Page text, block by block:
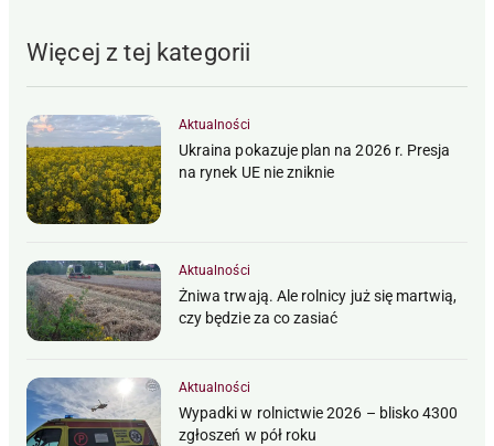
Więcej z tej kategorii
Aktualności
Ukraina pokazuje plan na 2026 r. Presja
na rynek UE nie zniknie
Aktualności
Żniwa trwają. Ale rolnicy już się martwią,
czy będzie za co zasiać
Aktualności
Wypadki w rolnictwie 2026 – blisko 4300
zgłoszeń w pół roku